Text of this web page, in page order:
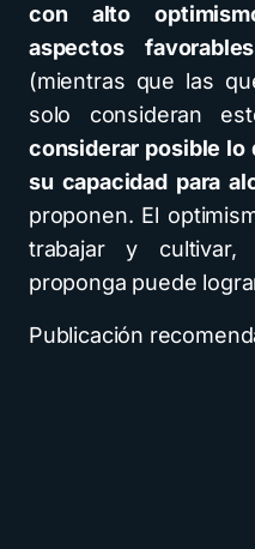
con alto
aspectos
(mientras que las
solo consideran
considerar posible lo
su capacidad para
proponen. El
trabajar y
proponga puede
Publicación